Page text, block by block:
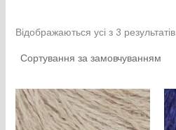
Відображаються усі з 3 результатів